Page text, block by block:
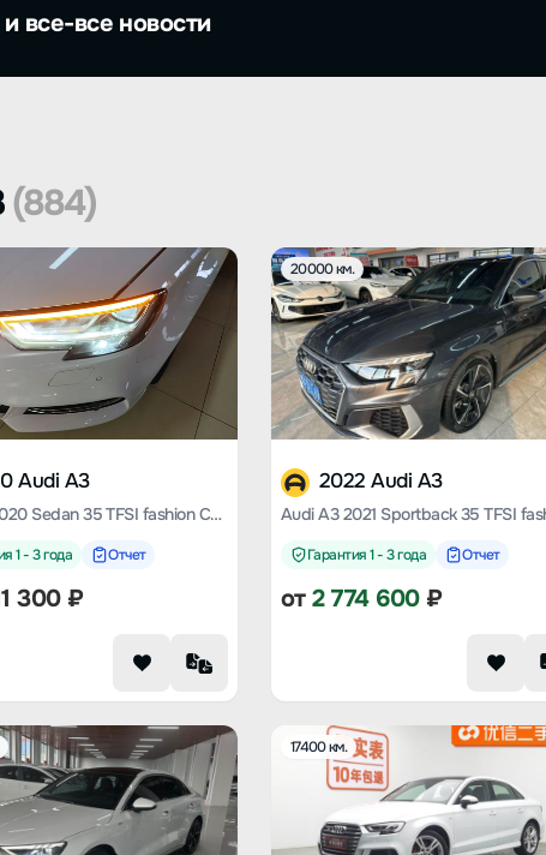
все-все новости
(884)
Audi A3
Audi A3 2020 Sedan 35 TFSI fashion Country VI
1 - 3 года Отчет
300₽
20000 км.
2022 Audi A3
Гарантия 1 - 3 года Отчет
от2 774 600₽
17400 км.